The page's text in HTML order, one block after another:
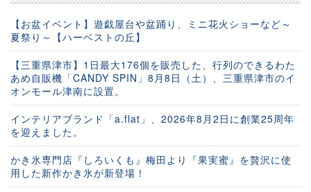
【お盆イベント】遊戯屋台や盆踊り、ミニ花火ショーなど～
夏祭り～【ハーベストの丘】
【三重県津市】1日最大176個を販売した、行列のできるわた
あめ自販機「CANDY SPIN」8月8日（土）、三重県津市のイ
オンモール津南に設置。
インテリアブランド「a.flat」、2026年8月2日に創業25周年
を迎えました。
かき氷専門店『しろいくも』梅田より『果実蜜』を贅沢に使
用した新作かき氷が新登場！